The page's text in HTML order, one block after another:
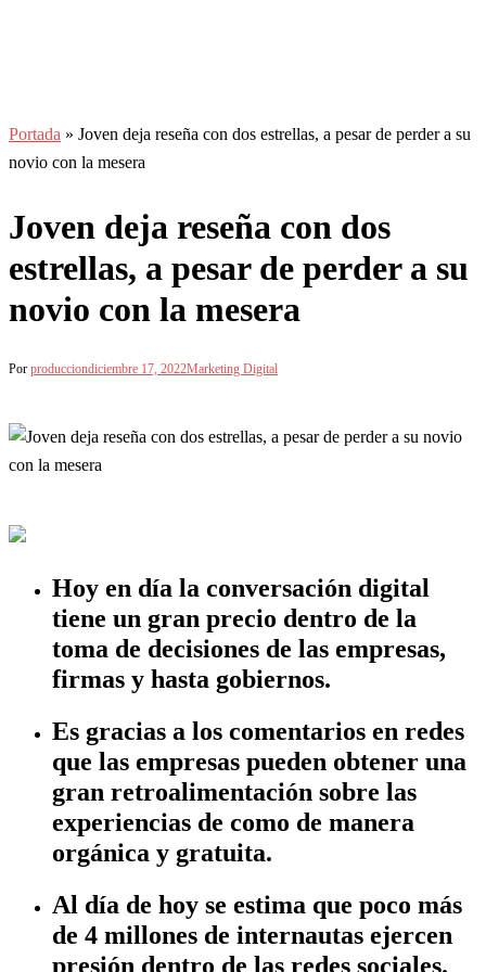
Portada » Joven deja reseña con dos estrellas, a pesar de perder a su
novio con la mesera
Joven deja reseña con dos
estrellas, a pesar de perder a su
novio con la mesera
Por producciondiciembre 17, 2022Marketing Digital
Hoy en día la conversación digital
tiene un gran precio dentro de la
toma de decisiones de las empresas,
firmas y hasta gobiernos.
Es gracias a los comentarios en redes
que las empresas pueden obtener una
gran retroalimentación sobre las
experiencias de como de manera
orgánica y gratuita.
Al día de hoy se estima que poco más
de 4 millones de internautas ejercen
presión dentro de las redes sociales.